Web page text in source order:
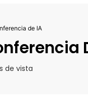
de IA
de vista